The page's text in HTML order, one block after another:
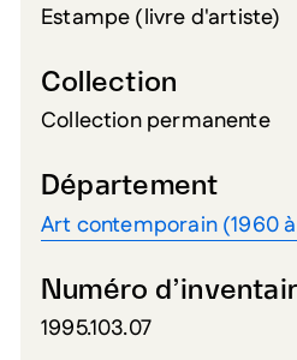
Estampe (livre d'artiste)
Collection
Collection permanente
Département
Art contemporain (1960
Numéro
1995.103.07